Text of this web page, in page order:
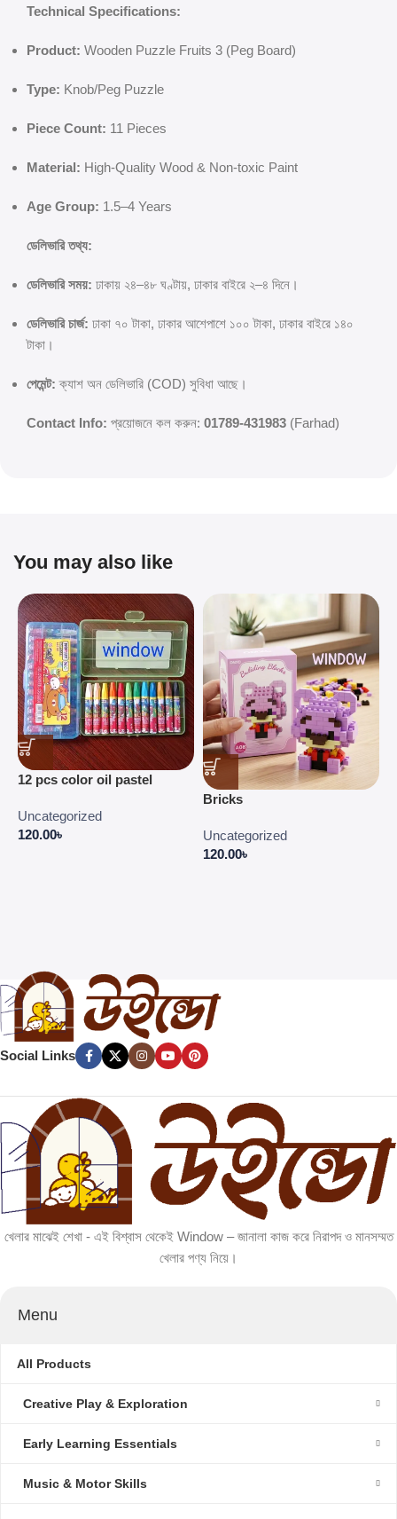
Technical Specifications:
Product: Wooden Puzzle Fruits 3 (Peg Board)
Type: Knob/Peg Puzzle
Piece Count: 11 Pieces
Material: High-Quality Wood & Non-toxic Paint
Age Group: 1.5–4 Years
ডেলিভারি তথ্য:
ডেলিভারি সময়: ঢাকায় ২৪–৪৮ ঘণ্টায়, ঢাকার বাইরে ২–৪ দিনে।
ডেলিভারি চার্জ: ঢাকা ৭০ টাকা, ঢাকার আশেপাশে ১০০ টাকা, ঢাকার বাইরে ১৪০
টাকা।
পেমেন্ট: ক্যাশ অন ডেলিভারি (COD) সুবিধা আছে।
Contact Info: প্রয়োজনে কল করুন: 01789-431983 (Farhad)
You may also like
12 pcs color oil pastel
Uncategorized
120.00৳
Bricks
Uncategorized
120.00৳
Social Links
খেলার মাঝেই শেখা - এই বিশ্বাস থেকেই Window – জানালা কাজ করে নিরাপদ ও মানসম্মত
খেলার পণ্য নিয়ে।
Menu
All Products
Creative Play & Exploration
Early Learning Essentials
Music & Motor Skills